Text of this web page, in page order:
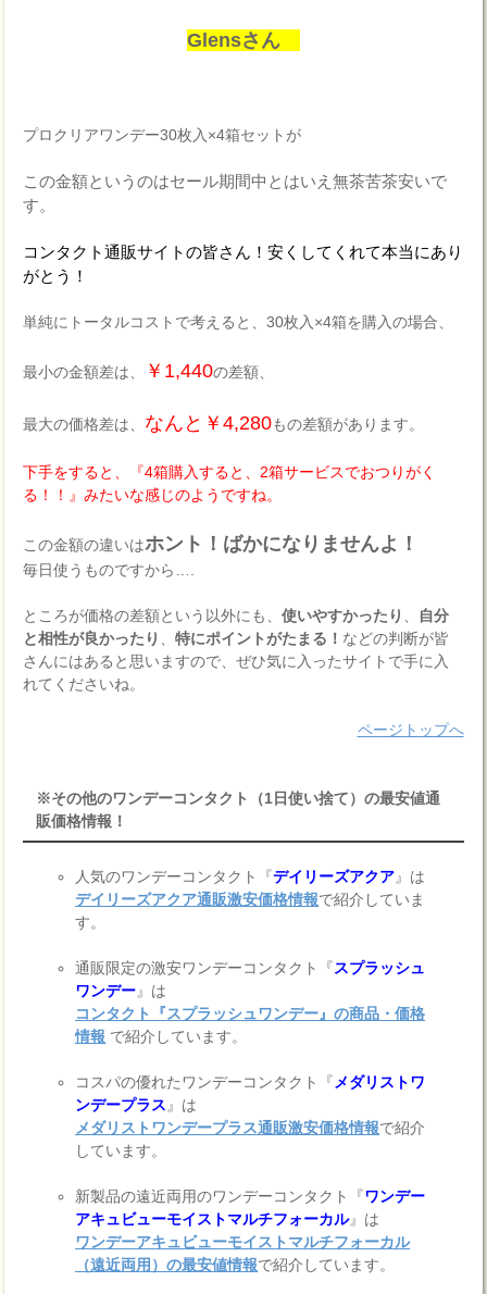
Glensさん
プロクリアワンデー30枚入×4箱セットが
この金額というのはセール期間中とはいえ無茶苦茶安いで
す。
コンタクト通販サイトの皆さん！安くしてくれて本当にあり
がとう！
単純にトータルコストで考えると、30枚入×4箱を購入の場合、
最小の金額差は、 ￥1,440の差額、
最大の価格差は、 なんと￥4,280もの差額があります。
下手をすると、『4箱購入すると、2箱サービスでおつりがく
る！！』みたいな感じのようですね。
この金額の違いはホント！ばかになりませんよ！
毎日使うものですから….
ところが価格の差額という以外にも、使いやすかったり
自分
と相性が良かったり
、特にポイントがたまる！ などの判断が皆
さんにはあると思いますので、ぜひ気に入ったサイトで手に入
れてくださいね。
ページトップへ
※その他のワンデーコンタクト（1日使い捨て）の最安値通
販価格情報！
人気のワンデーコンタクト『デイリーズアクア』は
デイリーズアクア通販激安価格情報で紹介していま
す。
通販限定の激安ワンデーコンタクト『スプラッシュ
ワンデー』は
コンタクト『スプラッシュワンデー』の商品・価格
情報 で紹介しています。
コスパの優れたワンデーコンタクト『 メダリストワ
ンデープラス 』は
メダリストワンデープラス通販激安価格情報で紹介
しています。
新製品の遠近両用のワンデーコンタクト『ワンデー
アキュビューモイストマルチフォーカル』は
ワンデーアキュビューモイストマルチフォーカル
（遠近両用）の最安値情報で紹介しています。